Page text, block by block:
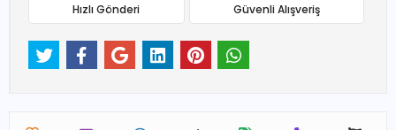
Hızlı Gönderi Güvenli Alışveriş